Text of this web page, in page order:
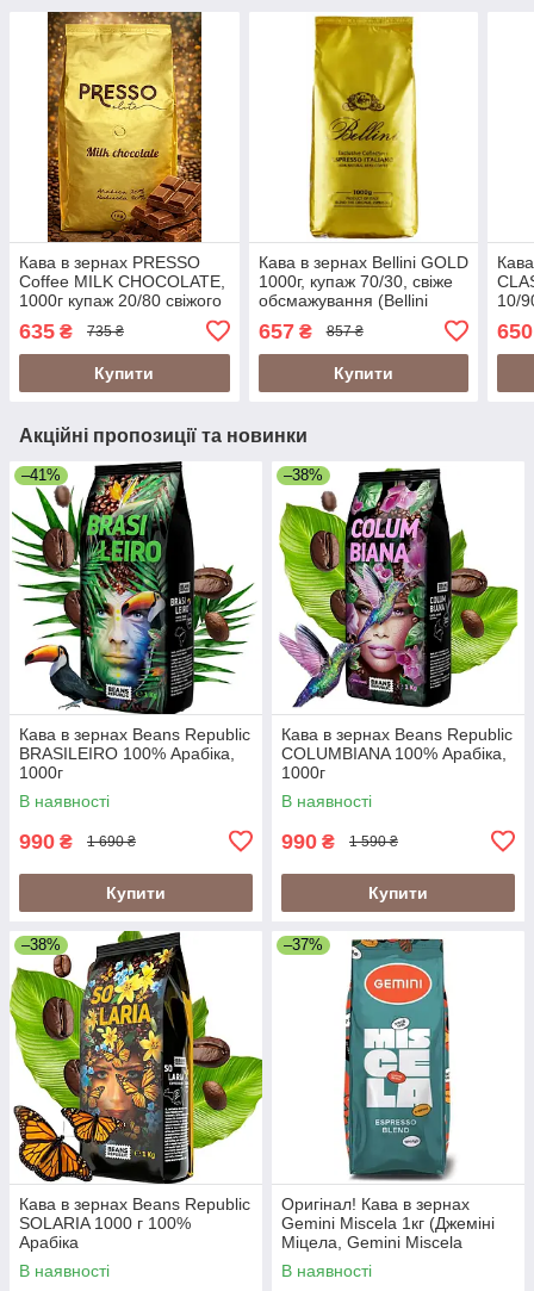
Кава в зернах PRESSO
Coffee MILK CHOCOLATE,
1000г купаж 20/80 свіжого
обсмажування з ароматом
молочного шоколаду
635 ₴ 735 ₴
Купити
Кава в зернах Bellini GOLD
1000г, купаж 70/30, свіже
обсмажування (Bellini
657₴ 857 ₴
Купити
10/
650
Акційні пропозиції та новинки
–41%
Кава в зернах Beans Republic
BRASILEIRO 100% Арабіка,
1000г
В наявності
990 ₴ 1 690 ₴
Купити
–38%
Кава в зернах Beans Republic
COLUMBIANA 100% Арабіка,
1000г
В наявності
990 ₴ 1 590 ₴
Купити
–38%
Кава в зернах Beans Republic
SOLARIA 1000 г 100%
Арабіка
В наявності
–37%
Оригінал! Кава в зернах
Gemini Miscela 1кг (Джеміні
Міцела, Gemini Miscela
Espresso), 60% арабіка/40%
робуста
В наявності